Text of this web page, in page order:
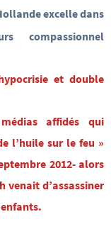
excelle dans
compassionnel
et double
affidés qui
l’huile sur le feu »
2012- alors
venait d’assassiner